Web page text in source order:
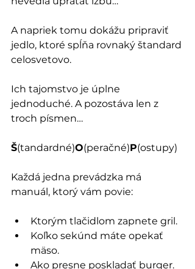
A napriek tomu dokážu pripraviť
jedlo, ktoré spĺňa rovnaký štandard
celosvetovo.
Ich tajomstvo je úplne
jednoduché. A pozostáva len z
troch písmen…
Š(tandardné)O(peračné)P(ostupy)
Každá jedna prevádzka má
manuál, ktorý vám povie:
Ktorým tlačidlom zapnete gril.
Koľko sekúnd máte opekať
mäso.
Ako presne poskladať burger.